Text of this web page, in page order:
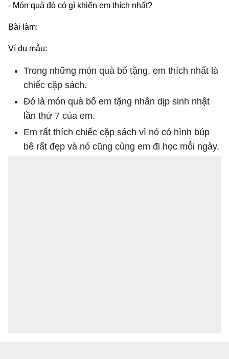
- Món quà đó có gì khiến em thích nhất?
Bài làm:
Ví dụ mẫu:
Trong những món quà bố tặng, em thích nhất là
chiếc cặp sách.
Đó là món quà bố em tặng nhân dịp sinh nhật
lần thứ 7 của em.
Em rất thích chiếc cặp sách vì nó có hình búp
bê rất đẹp và nó cũng cùng em đi học mỗi ngày.